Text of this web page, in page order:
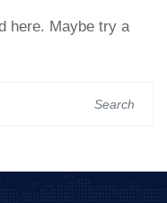
here. Maybe try a